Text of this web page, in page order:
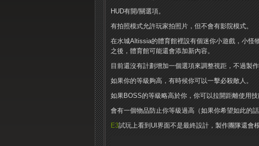
HUD有開/關選項。
有拍照模式允許玩家拍照片，但不會有影院模式。
在水城Altissia的體育館裡設有個迷你小遊戲，小怪
之後，體育館可能還會添加新內容。
目前還沒有計劃增加一個選項來調整視距，不過製
如果你的等級夠高，有時候你可以一擊必殺敵人。
如果BOSS的等級略高於你，你可以拉開距離使用技
會有一個物品防止你等級過高（如果你希望如此的
E3試玩上看到UI界面不是最終設計，製作團隊還會